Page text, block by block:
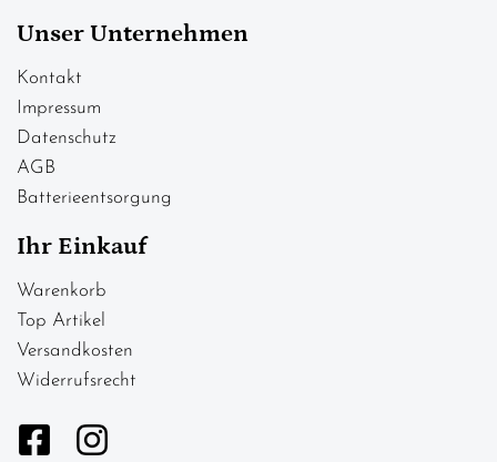
Unser Unternehmen
Kontakt
Impressum
Datenschutz
AGB
Batterieentsorgung
Ihr Einkauf
Warenkorb
Top Artikel
Versandkosten
Widerrufsrecht